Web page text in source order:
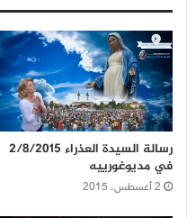
رسالة السيدة العذراء 2/8/2015
في مديوغورييه
2 أغسطس، 2015